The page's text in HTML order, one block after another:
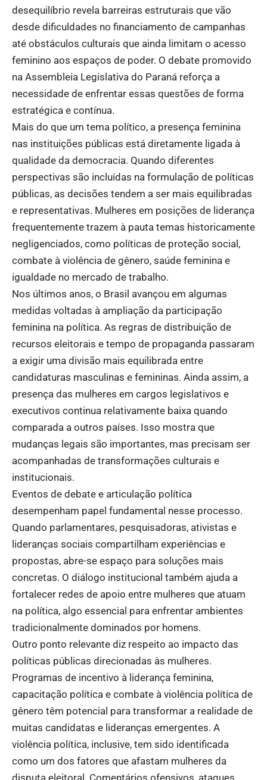
desequilíbrio revela barreiras estruturais que vão
desde dificuldades no financiamento de campanhas
até obstáculos culturais que ainda limitam o acesso
feminino aos espaços de poder. O debate promovido
na Assembleia Legislativa do Paraná reforça a
necessidade de enfrentar essas questões de forma
estratégica e contínua.
Mais do que um tema político, a presença feminina
nas instituições públicas está diretamente ligada à
qualidade da democracia. Quando diferentes
perspectivas são incluídas na formulação de políticas
públicas, as decisões tendem a ser mais equilibradas
e representativas. Mulheres em posições de liderança
frequentemente trazem à pauta temas historicamente
negligenciados, como políticas de proteção social,
combate à violência de gênero, saúde feminina e
igualdade no mercado de trabalho.
Nos últimos anos, o Brasil avançou em algumas
medidas voltadas à ampliação da participação
feminina na política. As regras de distribuição de
recursos eleitorais e tempo de propaganda passaram
a exigir uma divisão mais equilibrada entre
candidaturas masculinas e femininas. Ainda assim, a
presença das mulheres em cargos legislativos e
executivos continua relativamente baixa quando
comparada a outros países. Isso mostra que
mudanças legais são importantes, mas precisam ser
acompanhadas de transformações culturais e
institucionais.
Eventos de debate e articulação política
desempenham papel fundamental nesse processo.
Quando parlamentares, pesquisadoras, ativistas e
lideranças sociais compartilham experiências e
propostas, abre-se espaço para soluções mais
concretas. O diálogo institucional também ajuda a
fortalecer redes de apoio entre mulheres que atuam
na política, algo essencial para enfrentar ambientes
tradicionalmente dominados por homens.
Outro ponto relevante diz respeito ao impacto das
políticas públicas direcionadas às mulheres.
Programas de incentivo à liderança feminina,
capacitação política e combate à violência política de
gênero têm potencial para transformar a realidade de
muitas candidatas e lideranças emergentes. A
violência política, inclusive, tem sido identificada
como um dos fatores que afastam mulheres da
disputa eleitoral. Comentários ofensivos, ataques